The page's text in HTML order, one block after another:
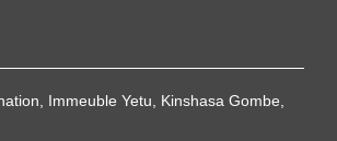
Immeuble Yetu, Kinshasa Gombe,